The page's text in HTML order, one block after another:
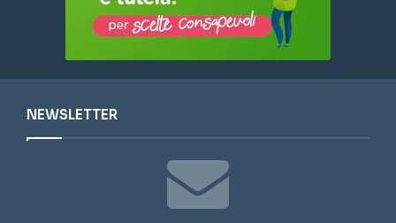
NEWSLETTER